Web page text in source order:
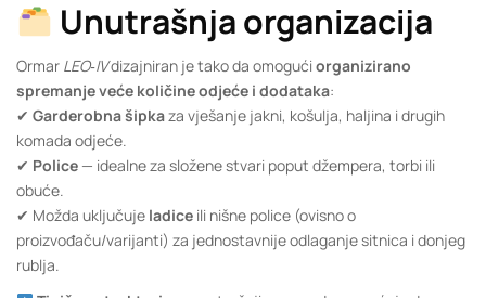
Unutrašnja organizacija
Ormar LEO‑IVdizajniran je tako da omogući organizirano
spremanje veće količine odjeće i dodataka:
✔ Garderobna šipkaza vješanje jakni, košulja, haljina i drugih
komada odjeće.
✔ Police — idealne za složene stvari poput džempera, torbi ili
obuće.
✔ Možda uključuje ladice ili nišne police (ovisno o
proizvođaču/varijanti) za jednostavnije odlaganje sitnica i donjeg
rublja.